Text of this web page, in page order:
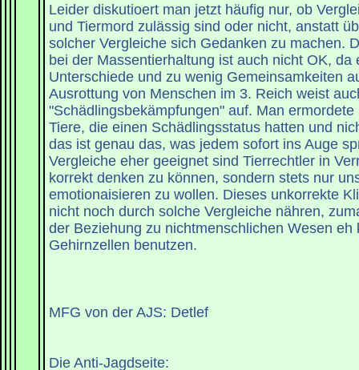
Leider diskutioert man jetzt häufig nur, ob
und Tiermord zulässig sind oder nicht, anstatt
solcher Vergleiche sich Gedanken zu machen.
bei der Massentierhaltung ist auch nicht OK, da
Unterschiede und zu wenig Gemeinsamkeiten
Ausrottung von Menschen im 3. Reich weist
"Schädlingsbekämpfungen" auf. Man
Tiere, die einen Schädlingsstatus hatten und
das ist genau das, was jedem sofort ins Auge
Vergleiche eher geeignet sind Tierrechtler in
korrekt denken zu können, sondern stets nur
emotionaisieren zu wollen. Dieses unkorrekte
nicht noch durch solche Vergleiche nähren,
der Beziehung zu nichtmenschlichen Wesen eh
Gehirnzellen benutzen.
MFG von der AJS: Detlef
Die Anti-Jagdseite: